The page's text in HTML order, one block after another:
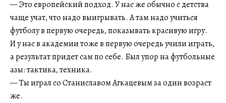
— Это европейский подход. У нас же обычно с детства
чаще учат, что надо выигрывать. А там надо учиться
футболу в первую очередь, показывать красивую игру.
И у нас в академии тоже в первую очередь учили играть,
а результат придет сам по себе. Был упор на футбольные
азы: тактика, техника.
— Ты играл со Станиславом Агкацевым за один возраст
же.